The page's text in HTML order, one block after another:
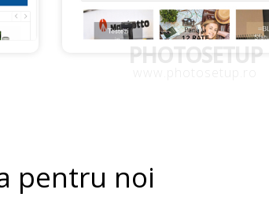
PHOTOSETUP
pentru noi